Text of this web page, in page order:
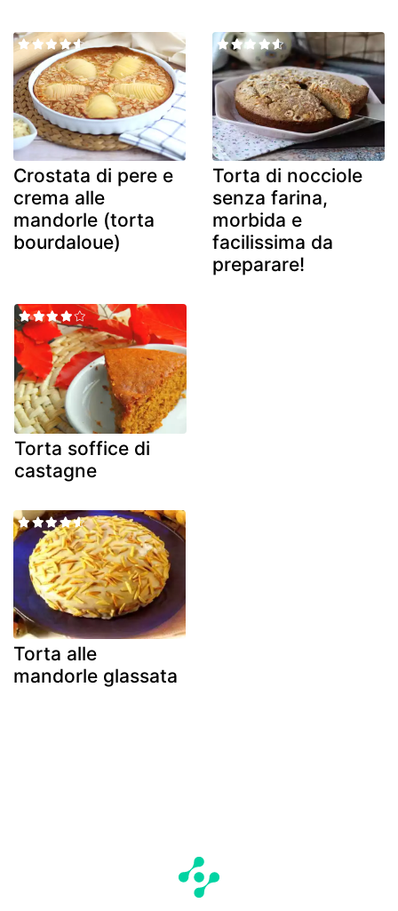
Crostata di pere e
crema alle
mandorle (torta
bourdaloue)
Torta di nocciole
senza farina,
morbida e
facilissima da
preparare!
Torta soffice di
castagne
Torta alle
mandorle glassata